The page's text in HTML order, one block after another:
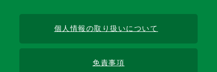
個人情報の取り扱いについて
免責事項